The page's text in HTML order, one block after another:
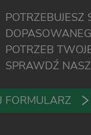
POTRZEBUJESZ
POTRZEB
SPRAWDŹ
FORMULARZ